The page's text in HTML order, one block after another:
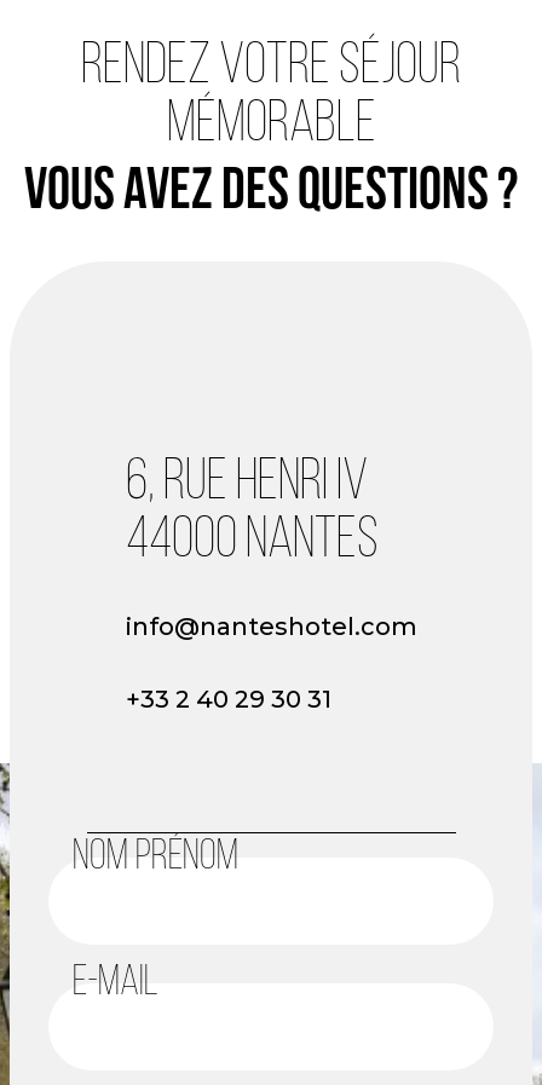
Rendez votre séjour
mémorable
Vous avez des questions ?
6, RUE HENRI IV
44000 NANTES
info@nanteshotel.com
+33 2 40 29 30 31
NOM PRÉNOM
E-MAIL